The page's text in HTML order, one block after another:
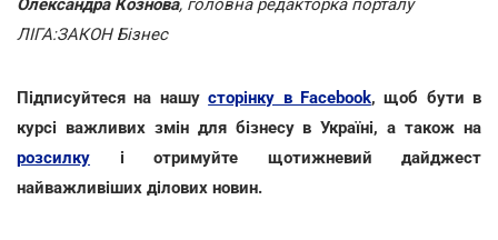
Олександра Кознова, головна редакторка порталу
ЛІГА:ЗАКОН Бізнес
Підписуйтеся на нашусторінку в Facebook, щоб бути в
курсі важливих змін для бізнесу в Україні, а також на
розсилку і отримуйте щотижневий дайджест
найважливіших ділових новин.